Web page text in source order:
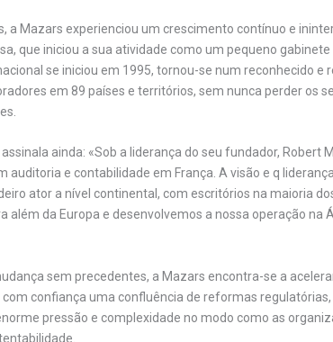
a Mazars experienciou um crescimento contínuo e
que iniciou a sua atividade como um pequeno
se iniciou em 1995, tornou-se num reconhecido e
em 89 países e territórios, sem nunca perder os
ainda: «Sob a liderança do seu fundador, Robert
auditoria e contabilidade em França. A visão e q
ator a nível continental, com escritórios na maioria
além da Europa e desenvolvemos a nossa operação na
sem precedentes, a Mazars encontra-se a
confiança uma confluência de reformas
pressão e complexidade no modo como as